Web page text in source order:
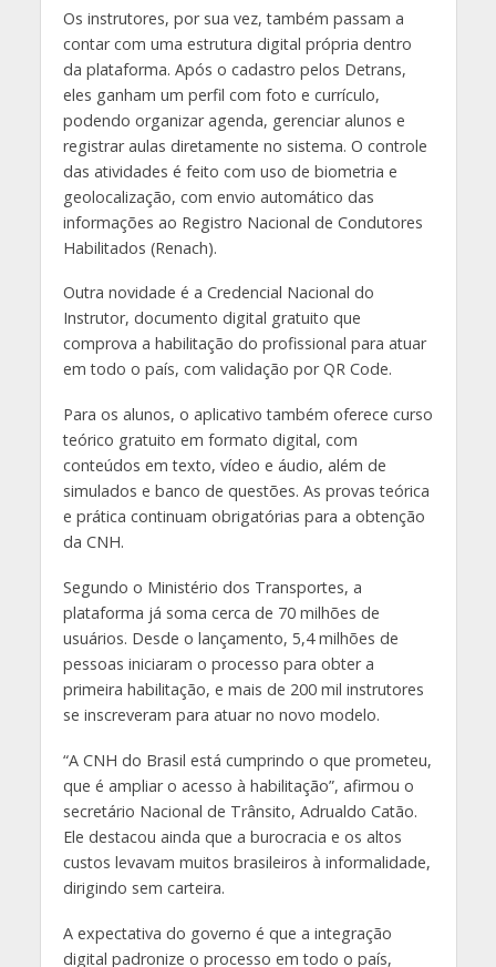
Os instrutores, por sua vez, também passam a
contar com uma estrutura digital própria dentro
da plataforma. Após o cadastro pelos Detrans,
eles ganham um perfil com foto e currículo,
podendo organizar agenda, gerenciar alunos e
registrar aulas diretamente no sistema. O controle
das atividades é feito com uso de biometria e
geolocalização, com envio automático das
informações ao Registro Nacional de Condutores
Habilitados (Renach).
Outra novidade é a Credencial Nacional do
Instrutor, documento digital gratuito que
comprova a habilitação do profissional para atuar
em todo o país, com validação por QR Code.
Para os alunos, o aplicativo também oferece curso
teórico gratuito em formato digital, com
conteúdos em texto, vídeo e áudio, além de
simulados e banco de questões. As provas teórica
e prática continuam obrigatórias para a obtenção
da CNH.
Segundo o Ministério dos Transportes, a
plataforma já soma cerca de 70 milhões de
usuários. Desde o lançamento, 5,4 milhões de
pessoas iniciaram o processo para obter a
primeira habilitação, e mais de 200 mil instrutores
se inscreveram para atuar no novo modelo.
“A CNH do Brasil está cumprindo o que prometeu,
que é ampliar o acesso à habilitação”, afirmou o
secretário Nacional de Trânsito, Adrualdo Catão.
Ele destacou ainda que a burocracia e os altos
custos levavam muitos brasileiros à informalidade,
dirigindo sem carteira.
A expectativa do governo é que a integração
digital padronize o processo em todo o país,